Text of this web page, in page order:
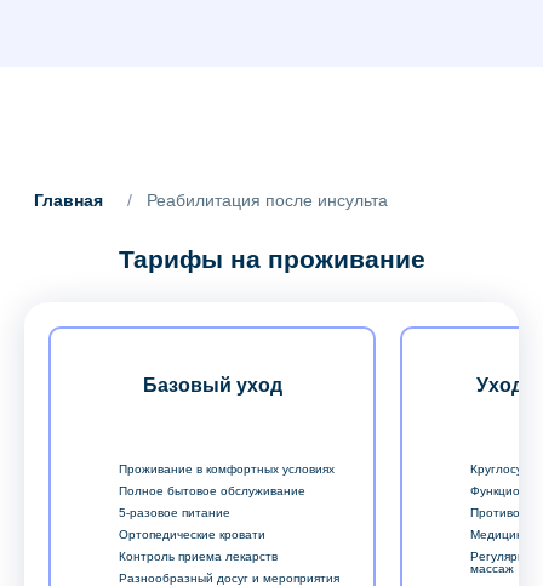
Главная / Реабилитация после инсульта
Тарифы на проживание
Базовый уход
Проживание в комфортных условиях
Полное бытовое обслуживание
5-разовое питание
Ортопедические кровати
Контроль приема лекарств
Разнообразный досуг и мероприятия
Уход
массаж